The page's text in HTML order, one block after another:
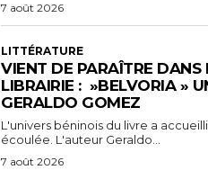
7 août 2026
LITTÉRATURE
VIENT DE PARAÎTRE DANS
LIBRAIRIE : »BELVORIA »
GERALDO GOMEZ
L'univers béninois du livre a
écoulée. L'auteur Geraldo...
7 août 2026